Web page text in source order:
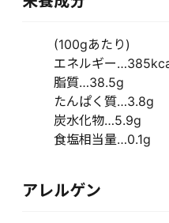
(100gあたり)
エネルギー
脂質…38.5g
たんぱく質…3.8g
炭水化物…5.9g
食塩相当量…0.1g
アレルゲン